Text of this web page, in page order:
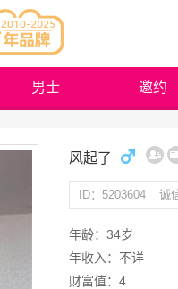
男士 邀约
风起了
ID：5203604 诚
年龄：34岁
年收入：不详
财富值：4